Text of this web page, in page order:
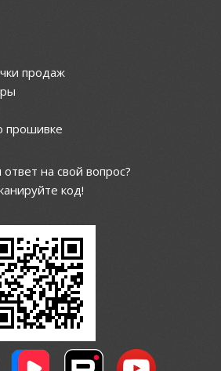
продаж
прошивке
на свой вопрос?
код!